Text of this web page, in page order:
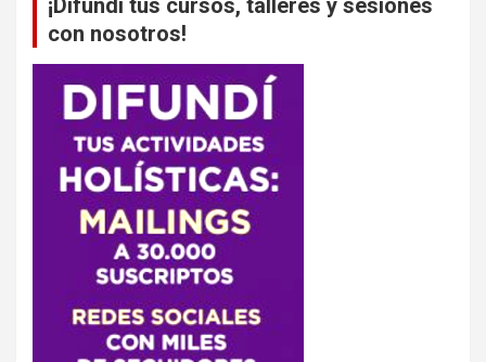
¡Difundí tus cursos, talleres y sesiones
con nosotros!